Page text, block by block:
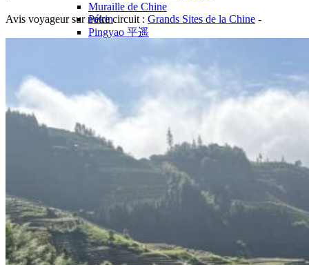
Muraille de Chine
Pékin
Pingyao 平遥
Hangzhou 杭州
Jiangxi 江西
Montagnes Jaunes
Shandong 山东
Shanghai 上海
Suzhou 苏州
Dunhuang – 敦煌
Jiayuguan – 嘉峪关
Qinghai 青海
Xi’an 西安市
Xinjiang 新疆
Avis voyageur sur notre circuit : Grands Sites de la Chine -